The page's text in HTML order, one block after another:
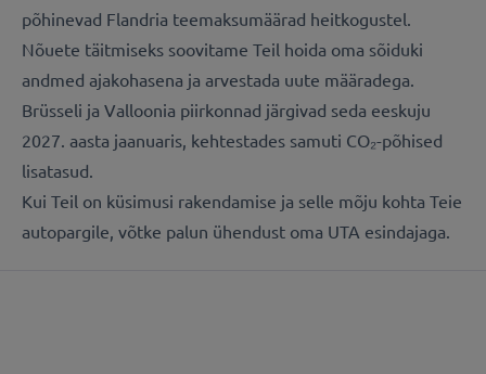
põhinevad Flandria teemaksumäärad heitkogustel.
Nõuete täitmiseks soovitame Teil hoida oma sõiduki
andmed ajakohasena ja arvestada uute määradega.
Brüsseli ja Valloonia piirkonnad järgivad seda eeskuju
2027. aasta jaanuaris, kehtestades samuti CO₂-põhised
lisatasud.
Kui Teil on küsimusi rakendamise ja selle mõju kohta Teie
autopargile, võtke palun ühendust oma UTA esindajaga.